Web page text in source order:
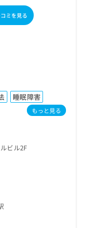
ミを見る
睡眠障害
もっと見る
ビル2F